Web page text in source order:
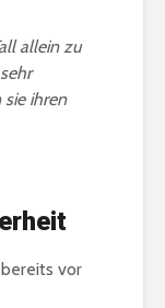
allein zu
sie ihren
vor